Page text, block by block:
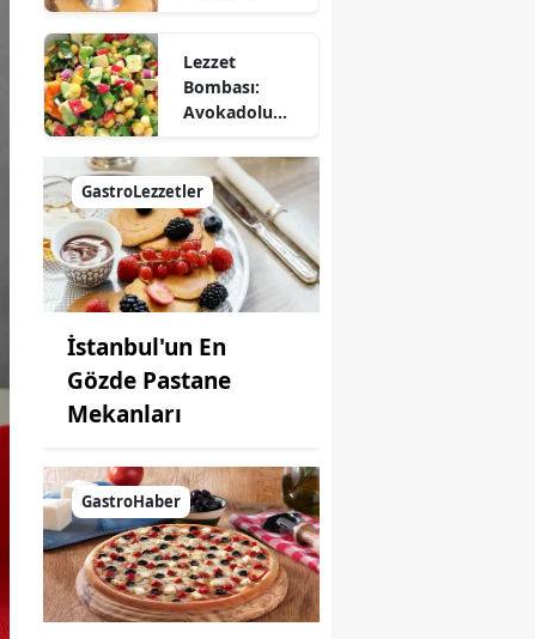
Lezzet
Bombası:
Avokadolu
Nasıl Yapılır?
GastroLezzetler
İstanbul'un En
Gözde Pastane
Mekanları
GastroHaber